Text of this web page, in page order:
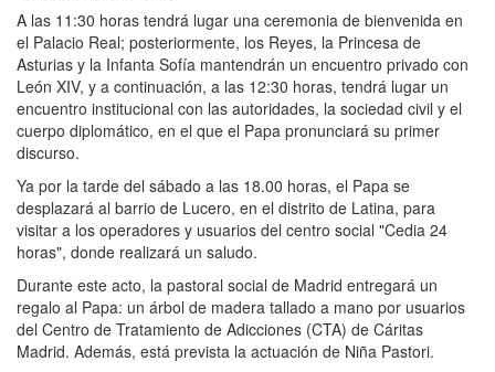
A las 11:30 horas tendrá lugar una ceremonia de bienvenida en
el Palacio Real; posteriormente, los Reyes, la Princesa de
Asturias y la Infanta Sofía mantendrán un encuentro privado con
León XIV, y a continuación, a las 12:30 horas, tendrá lugar un
encuentro institucional con las autoridades, la sociedad civil y el
cuerpo diplomático, en el que el Papa pronunciará su primer
discurso.
Ya por la tarde del sábado a las 18.00 horas, el Papa se
desplazará al barrio de Lucero, en el distrito de Latina, para
visitar a los operadores y usuarios del centro social "Cedia 24
horas", donde realizará un saludo.
Durante este acto, la pastoral social de Madrid entregará un
regalo al Papa: un árbol de madera tallado a mano por usuarios
del Centro de Tratamiento de Adicciones (CTA) de Cáritas
Madrid. Además, está prevista la actuación de Niña Pastori.